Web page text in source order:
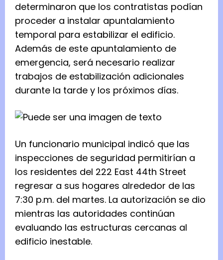
determinaron que los contratistas podían
proceder a instalar apuntalamiento
temporal para estabilizar el edificio.
Además de este apuntalamiento de
emergencia, será necesario realizar
trabajos de estabilización adicionales
durante la tarde y los próximos días.
Un funcionario municipal indicó que las
inspecciones de seguridad permitirían a
los residentes del 222 East 44th Street
regresar a sus hogares alrededor de las
7:30 p.m. del martes. La autorización se dio
mientras las autoridades continúan
evaluando las estructuras cercanas al
edificio inestable.